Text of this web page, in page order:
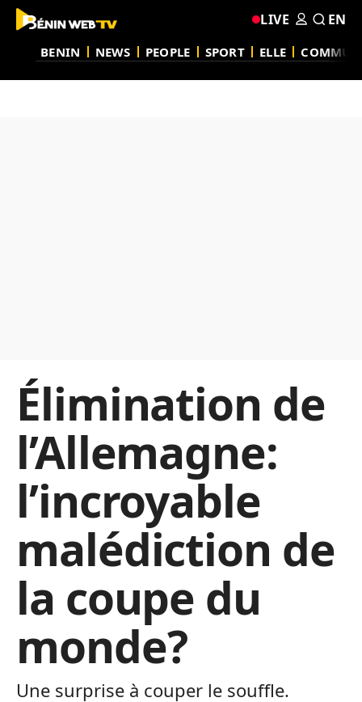
BENIN NEWS PEOPLE SPORT ELLE
LIVE EN
Élimination de
l’Allemagne:
l’incroyable
malédiction de
la coupe du
monde?
Une surprise à couper le souffle.